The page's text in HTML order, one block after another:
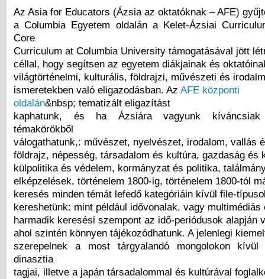
Az Asia for Educators (Ázsia az oktatóknak – AFE)
a Columbia Egyetem oldalán a Kelet-Ázsiai
Core
Curriculum at Columbia University támogatásával jött
céllal, hogy segítsen az egyetem diákjainak és
világtörténelmi, kulturális, földrajzi, művészeti és
ismeretekben való eligazodásban. Az AFE központi
oldalán&nbsp; tematizált eligazítást
kaphatunk, és ha Ázsiára vagyunk
témakörökből
válogathatunk,: művészet, nyelvészet, irodalom, vallás
földrajz, népesség, társadalom és kultúra, gazdaság és
külpolitika és védelem, kormányzat és politika,
elképzelések, történelem 1800-ig, történelem 1800-tól
keresés minden témát lefedő kategóriáin kívül file-
kereshetünk: mint például idővonalak, vagy multimédiás
harmadik keresési szempont az idő-periódusok alapján
ahol szintén könnyen tájékozódhatunk. A jelenlegi
szerepelnek a most tárgyalandó mongolokon
dinasztia
tagjai, illetve a japán társadalommal és kultúrával